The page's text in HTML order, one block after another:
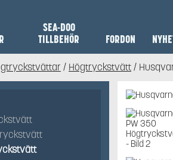
SEA-DOO
TILLBEHÖR
FORDON
/ Högtryckstvätt/